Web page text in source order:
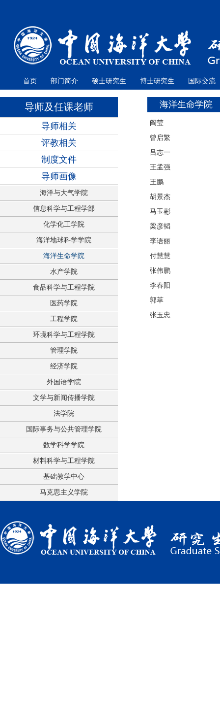
首页 部门简介 硕士研究生 博士研究生 国际交流
导师及任课老师
导师相关
评教相关
制度文件
导师画像
海洋与大气学院
信息科学与工程学部
化学化工学院
海洋地球科学学院
海洋生命学院
水产学院
食品科学与工程学院
医药学院
工程学院
环境科学与工程学院
管理学院
经济学院
外国语学院
文学与新闻传播学院
法学院
国际事务与公共管理学院
数学科学学院
材料科学与工程学院
基础教学中心
马克思主义学院
海洋生命学院
阎莹
曾启繁
吕志一
王孟强
王鹏
胡景杰
马玉彬
梁彦韬
李语丽
付慧慧
张伟鹏
李春阳
郭萃
张玉忠